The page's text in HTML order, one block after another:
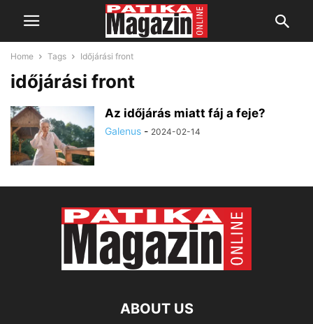
Home Tags Időjárási front
időjárási front
Az időjárás miatt fáj a feje?
Galenus - 2024-02-14
ABOUT US